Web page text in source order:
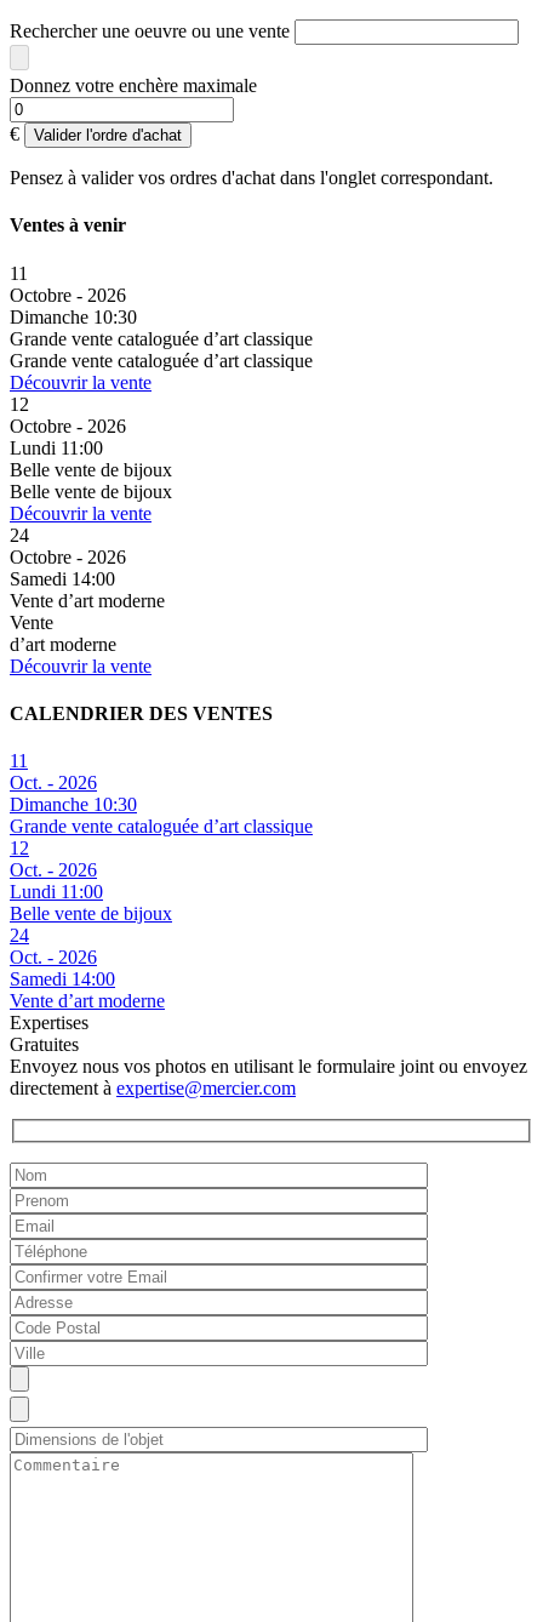
Rechercher une oeuvre ou une vente
Donnez votre enchère maximale
€ Valider l'ordre d'achat
Pensez à valider vos ordres d'achat dans l'onglet correspondant.
Ventes à venir
11
Octobre - 2026
Dimanche 10:30
Grande vente cataloguée d’art classique
Grande vente cataloguée d’art classique
Découvrir la vente
12
Octobre - 2026
Lundi 11:00
Belle vente de bijoux
Belle vente de bijoux
Découvrir la vente
24
Octobre - 2026
Samedi 14:00
Vente d’art moderne
Vente
d’art moderne
Découvrir la vente
CALENDRIER DES VENTES
11
Oct. - 2026
Dimanche 10:30
Grande vente cataloguée d’art classique
12
Oct. - 2026
Lundi 11:00
Belle vente de bijoux
24
Oct. - 2026
Samedi 14:00
Vente d’art moderne
Expertises
Gratuites
Envoyez nous vos photos en utilisant le formulaire joint ou envoyez
directement à expertise@mercier.com